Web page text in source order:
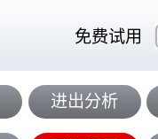
免费试用
进出分析